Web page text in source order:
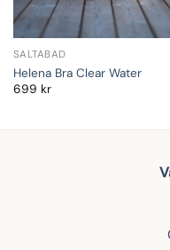
SALTABAD
Helena Bra Clear Water
699 kr